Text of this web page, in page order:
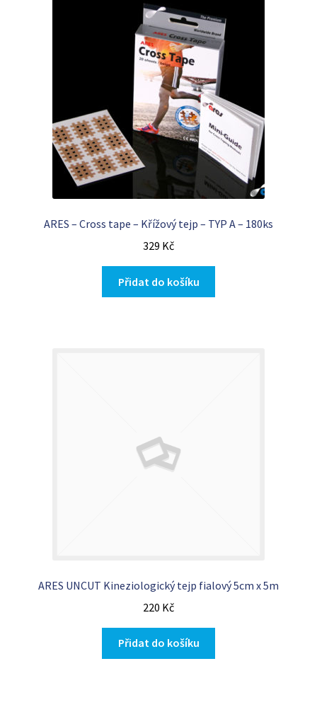
ARES – Cross tape – Křížový tejp – TYP A – 180ks
329 Kč
Přidat do košíku
ARES UNCUT Kineziologický tejp fialový 5cm x 5m
220 Kč
Přidat do košíku